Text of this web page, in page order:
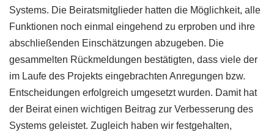
Systems. Die Beiratsmitglieder hatten die Möglichkeit, alle
Funktionen noch einmal eingehend zu erproben und ihre
abschließenden Einschätzungen abzugeben. Die
gesammelten Rückmeldungen bestätigten, dass viele der
im Laufe des Projekts eingebrachten Anregungen bzw.
Entscheidungen erfolgreich umgesetzt wurden. Damit hat
der Beirat einen wichtigen Beitrag zur Verbesserung des
Systems geleistet. Zugleich haben wir festgehalten,